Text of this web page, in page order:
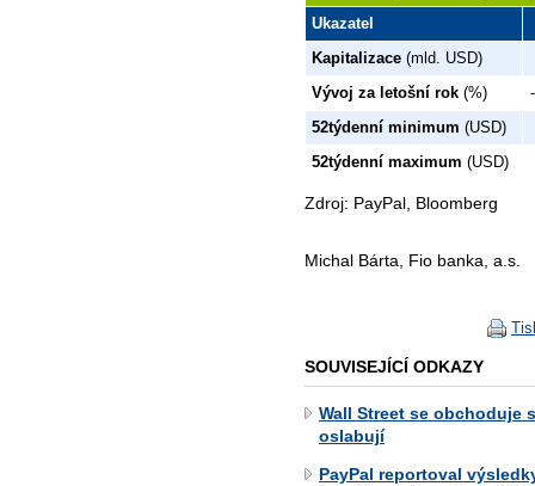
Ukazatel
Kapitalizace (mld. USD)
Vývoj za letošní rok (%)
52týdenní minimum (USD)
52týdenní maximum (USD)
Zdroj: PayPal, Bloomberg
Michal Bárta, Fio banka, a.s.
SOUVISEJÍCÍ ODKAZY
Wall Street se obchoduje
oslabují
PayPal reportoval